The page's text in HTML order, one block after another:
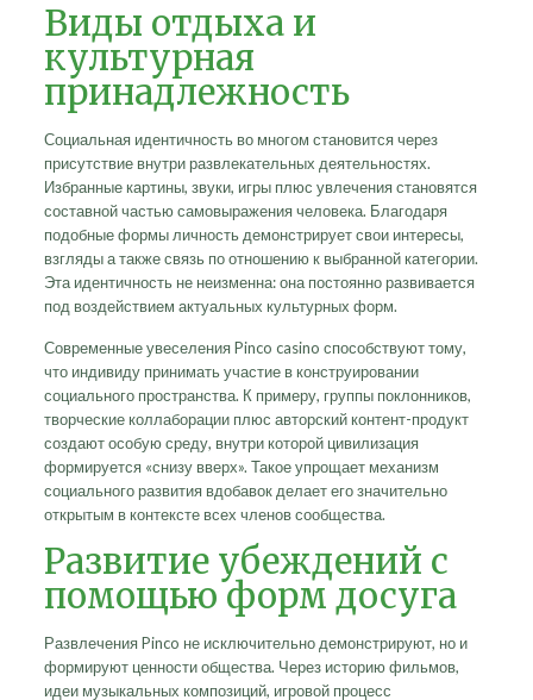
Виды отдыха и
культурная
принадлежность
Социальная идентичность во многом становится через
присутствие внутри развлекательных деятельностях.
Избранные картины, звуки, игры плюс увлечения становятся
составной частью самовыражения человека. Благодаря
подобные формы личность демонстрирует свои интересы,
взгляды а также связь по отношению к выбранной категории.
Эта идентичность не неизменна: она постоянно развивается
под воздействием актуальных культурных форм.
Современные увеселения Pinco casino способствуют тому,
что индивиду принимать участие в конструировании
социального пространства. К примеру, группы поклонников,
творческие коллаборации плюс авторский контент-продукт
создают особую среду, внутри которой цивилизация
формируется «снизу вверх». Такое упрощает механизм
социального развития вдобавок делает его значительно
открытым в контексте всех членов сообщества.
Развитие убеждений с
помощью форм досуга
Развлечения Pinco не исключительно демонстрируют, но и
формируют ценности общества. Через историю фильмов,
идеи музыкальных композиций, игровой процесс